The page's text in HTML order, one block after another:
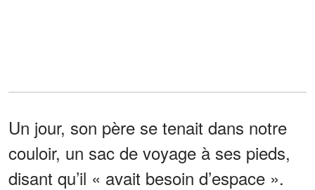
Un jour, son père se tenait dans notre
couloir, un sac de voyage à ses pieds,
disant qu’il « avait besoin d’espace ».